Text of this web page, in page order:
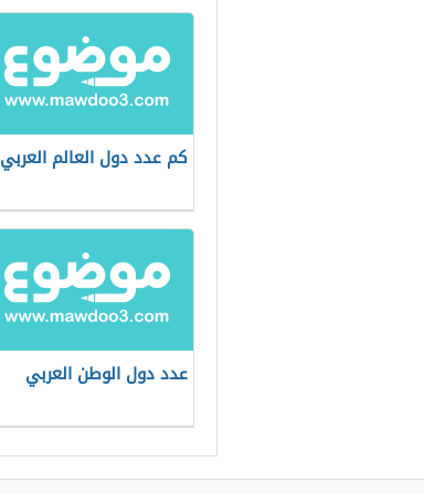
كم عدد دول العالم العربي
عدد دول الوطن العربي